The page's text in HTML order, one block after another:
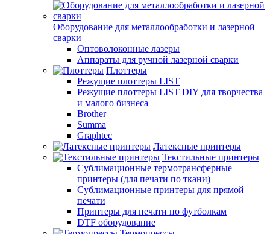
Оборудование для металлообработки и лазерной
сварки
Оптоволоконные лазеры
Аппараты для ручной лазерной сварки
Плоттеры
Режущие плоттеры LIST
Режущие плоттеры LIST DIY для творчества
и малого бизнеса
Brother
Summa
Graphtec
Латексные принтеры
Текстильные принтеры
Сублимационные термотрансферные
принтеры (для печати по ткани)
Сублимационные принтеры для прямой
печати
Принтеры для печати по футболкам
DTF оборудование